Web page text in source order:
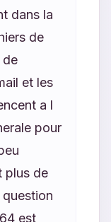
dans la
de
de
et les
a l
pour
plus de
est